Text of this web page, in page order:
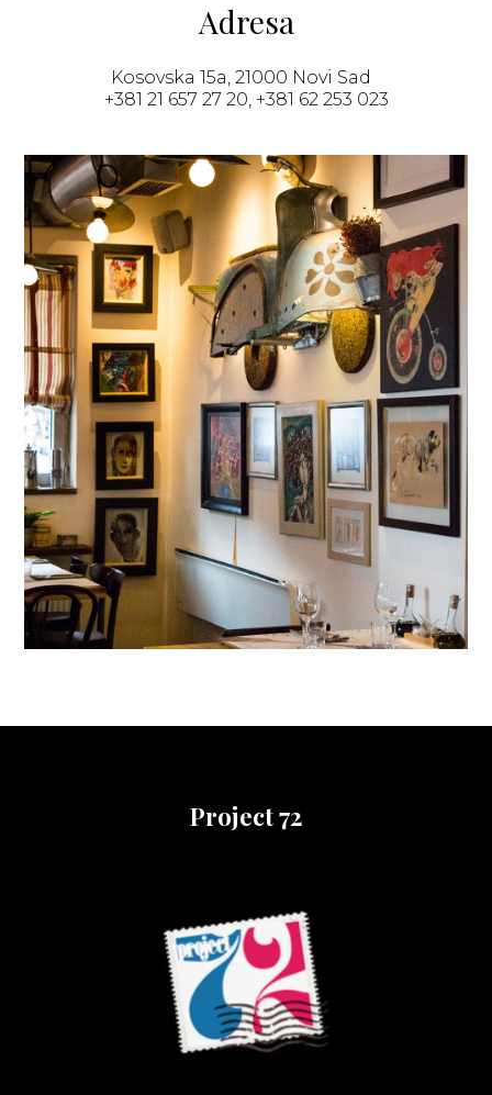
Adresa
Kosovska 15a, 21000 Novi Sad
+381 21 657 27 20, +381 62 253 023
Project 72